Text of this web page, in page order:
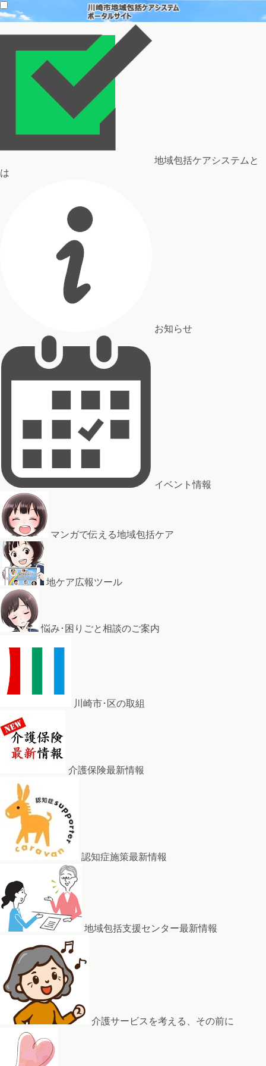
地域包括ケアシステムと
は
お知らせ
イベント情報
マンガで伝える地域包括ケア
地ケア広報ツール
悩み･困りごと相談のご案内
川崎市･区の取組
介護保険最新情報
認知症施策最新情報
地域包括支援センター最新情報
介護サービスを考える、その前に